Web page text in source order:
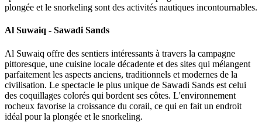
plongée et le snorkeling sont des activités nautiques incontournables.
Al Suwaiq - Sawadi Sands
Al Suwaiq offre des sentiers intéressants à travers la campagne
pittoresque, une cuisine locale décadente et des sites qui mélangent
parfaitement les aspects anciens, traditionnels et modernes de la
civilisation. Le spectacle le plus unique de Sawadi Sands est celui
des coquillages colorés qui bordent ses côtes. L'environnement
rocheux favorise la croissance du corail, ce qui en fait un endroit
idéal pour la plongée et le snorkeling.